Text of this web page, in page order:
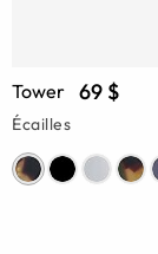
Tower 69 $
Écailles